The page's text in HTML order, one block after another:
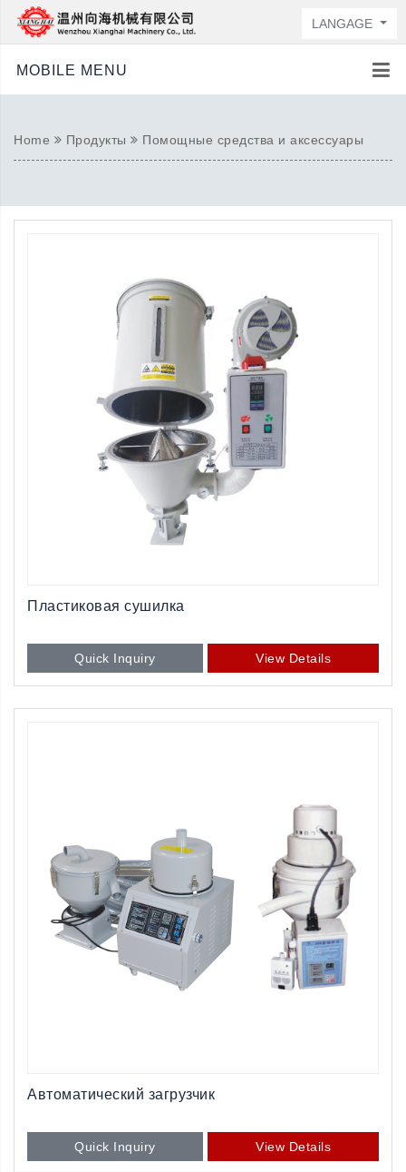
LANGAGE
MOBILE MENU
Home Продукты Помощные средства и аксессуары
Пластиковая сушилка
Quick Inquiry View Details
Автоматический загрузчик
Quick Inquiry View Details